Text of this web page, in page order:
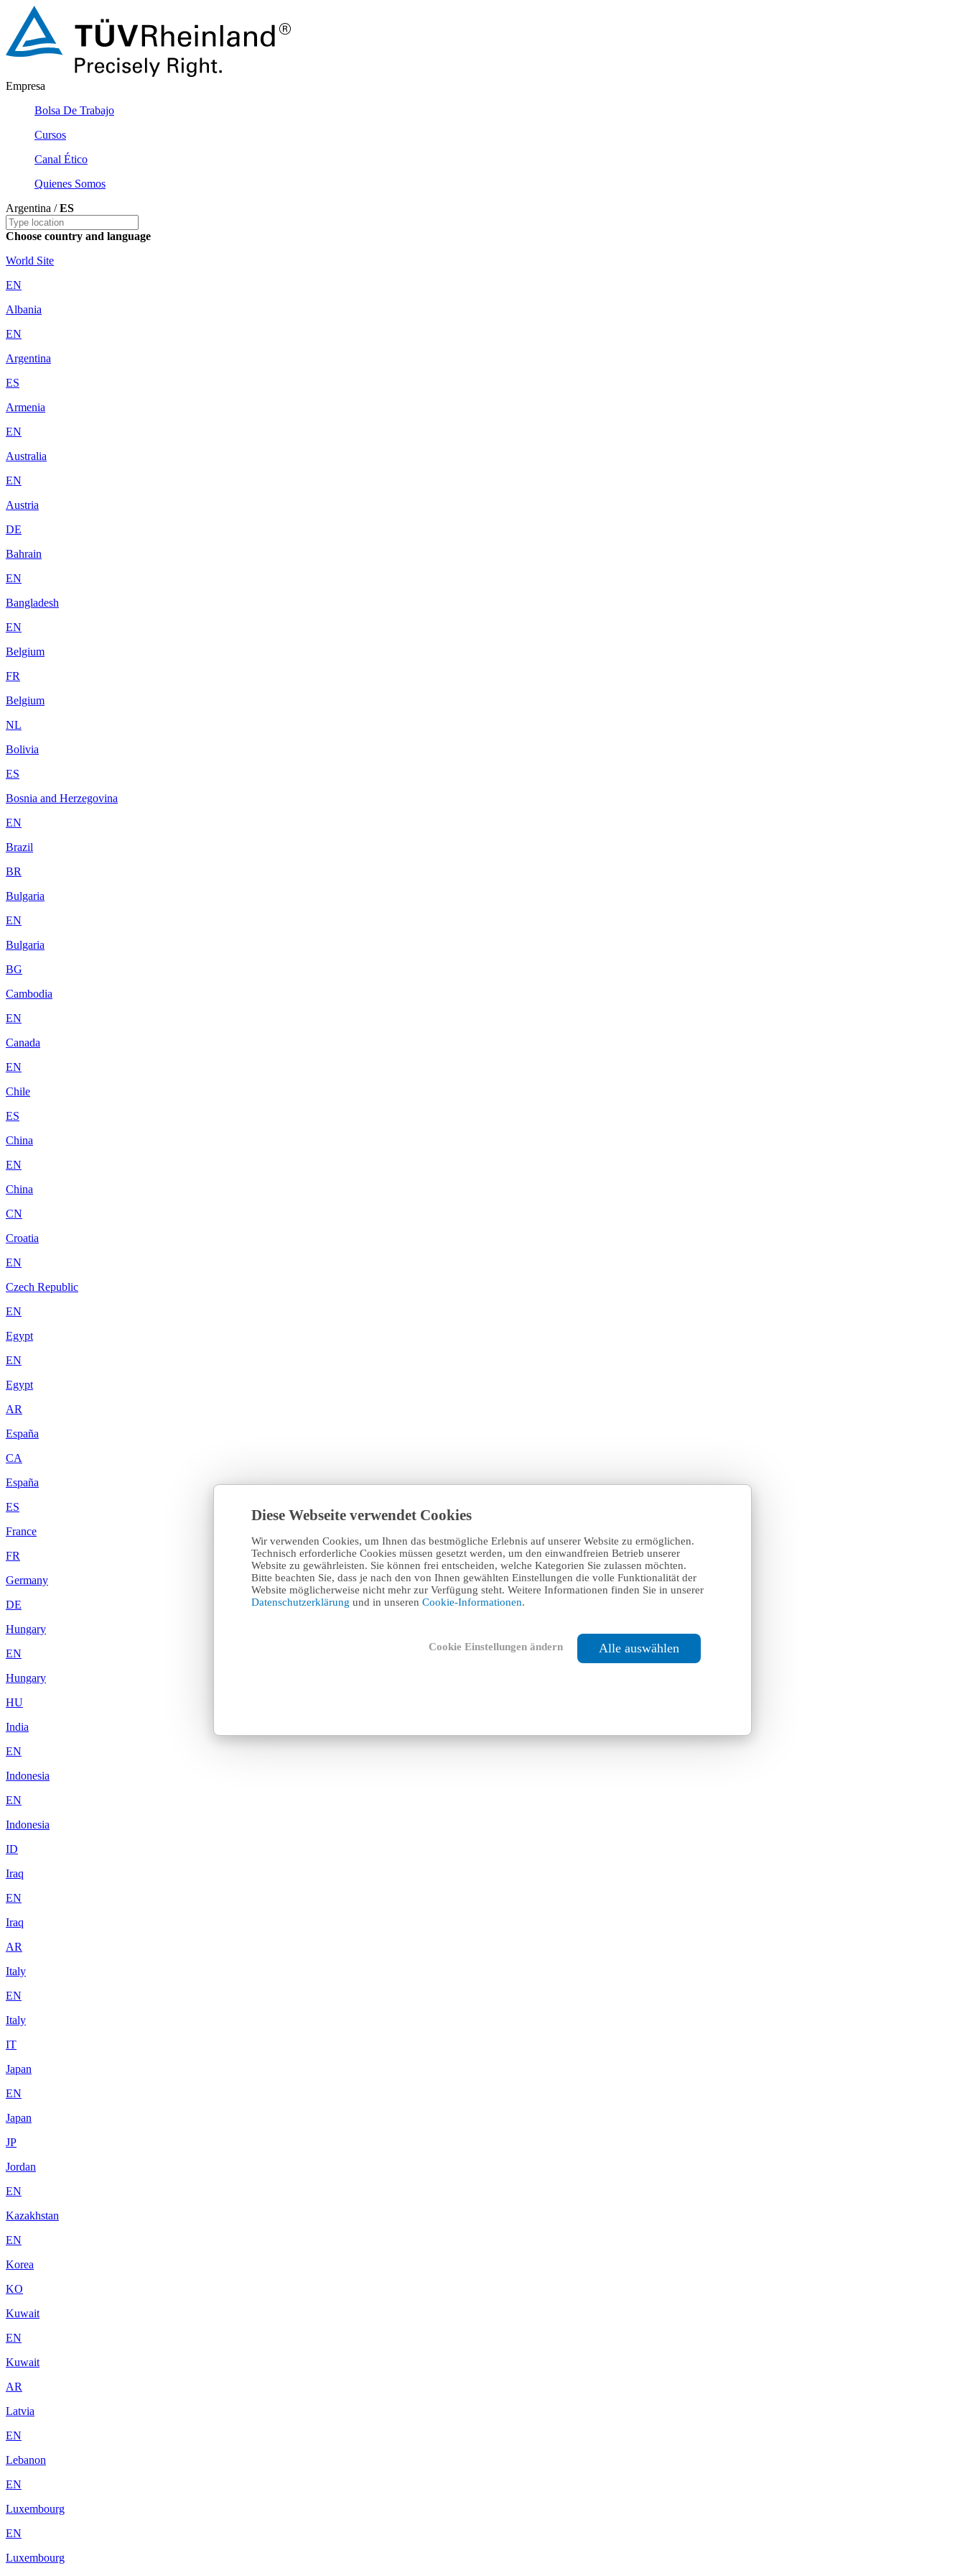
Diese Webseite verwendet Cookies
Wir verwenden Cookies, um Ihnen das bestmögliche Erlebnis auf unserer Website zu ermöglichen.
Technisch erforderliche Cookies müssen gesetzt werden, um den einwandfreien Betrieb unserer
Website zu gewährleisten. Sie können frei entscheiden, welche Kategorien Sie zulassen möchten.
Bitte beachten Sie, dass je nach den von Ihnen gewählten Einstellungen die volle Funktionalität der
Website möglicherweise nicht mehr zur Verfügung steht. Weitere Informationen finden Sie in unserer
Datenschutzerklärung und in unseren Cookie-Informationen.
Cookie Einstellungen ändern Alle auswählen
Empresa
Bolsa De Trabajo
Cursos
Canal Ético
Quienes Somos
Argentina /ES
Choose country and language
World Site
EN
Albania
EN
Argentina
ES
Armenia
EN
Australia
EN
Austria
DE
Bahrain
EN
Bangladesh
EN
Belgium
FR
Belgium
NL
Bolivia
ES
Bosnia and Herzegovina
EN
Brazil
BR
Bulgaria
EN
Bulgaria
BG
Cambodia
EN
Canada
EN
Chile
ES
China
EN
China
CN
Croatia
EN
Czech Republic
EN
Egypt
EN
Egypt
AR
España
CA
España
ES
France
FR
Germany
DE
Hungary
EN
Hungary
HU
India
EN
Indonesia
EN
Indonesia
ID
Iraq
EN
Iraq
AR
Italy
EN
Italy
IT
Japan
EN
Japan
JP
Jordan
EN
Kazakhstan
EN
Korea
KO
Kuwait
EN
Kuwait
AR
Latvia
EN
Lebanon
EN
Luxembourg
EN
Luxembourg